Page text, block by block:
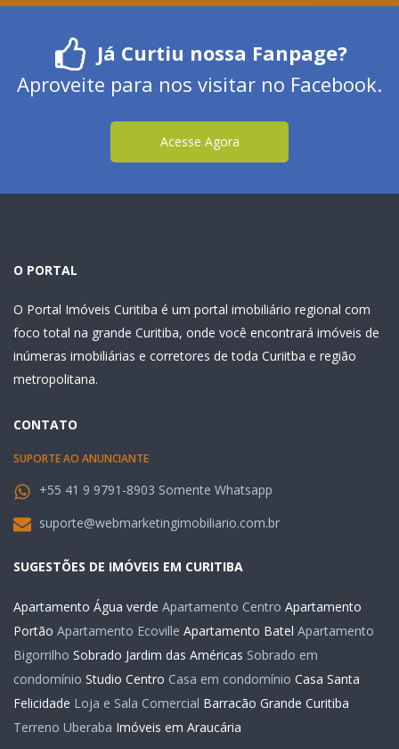
Já Curtiu nossa Fanpage?
Aproveite para nos visitar no Facebook.
Acesse Agora
O PORTAL
O Portal Imóveis Curitiba é um portal imobiliário regional com
foco total na grande Curitiba, onde você encontrará imóveis de
inúmeras imobiliárias e corretores de toda Curiitba e região
metropolitana.
CONTATO
SUPORTE AO ANUNCIANTE
+55 41 9 9791-8903 Somente Whatsapp
suporte@webmarketingimobiliario.com.br
SUGESTÕES DE IMÓVEIS EM CURITIBA
Apartamento Água verde Apartamento Centro Apartamento
Portão Apartamento Ecoville Apartamento Batel Apartamento
Bigorrilho Sobrado Jardim das Américas Sobrado em
condomínio Studio Centro Casa em condomínio Casa Santa
Felicidade Loja e Sala Comercial Barracão Grande Curitiba
Terreno Uberaba Imóveis em Araucária